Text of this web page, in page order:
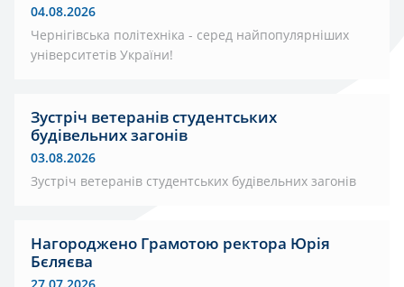
04.08.2026
Чернігівська політехніка - серед найпопулярніших
університетів України!
Зустріч ветеранів студентських
будівельних загонів
03.08.2026
Зустріч ветеранів студентських будівельних загонів
Нагороджено Грамотою ректора Юрія
Бєляєва